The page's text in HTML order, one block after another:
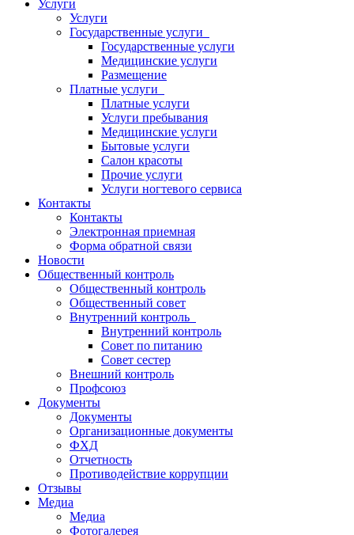
Услуги
Услуги
Государственные услуги
Государственные услуги
Медицинские услуги
Размещение
Платные услуги
Платные услуги
Услуги пребывания
Медицинские услуги
Бытовые услуги
Салон красоты
Прочие услуги
Услуги ногтевого сервиса
Контакты
Контакты
Электронная приемная
Форма обратной связи
Новости
Общественный контроль
Общественный контроль
Общественный совет
Внутренний контроль
Внутренний контроль
Совет по питанию
Совет сестер
Внешний контроль
Профсоюз
Документы
Документы
Организационные документы
ФХД
Отчетность
Противодействие коррупции
Отзывы
Медиа
Медиа
Фотогалерея